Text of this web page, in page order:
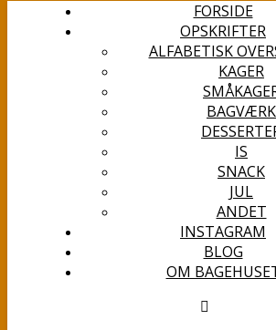
FORSIDE
OPSKRIFTER
ALFABETISK
KAGER
BAGVÆRK
IS
SNACK
JUL
ANDET
INSTAGRAM
BLOG
OM